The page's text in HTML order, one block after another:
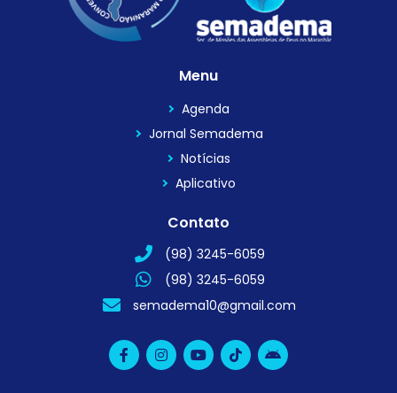
Menu
Agenda
Jornal Semadema
Notícias
Aplicativo
Contato
(98) 3245-6059
(98) 3245-6059
semadema10@gmail.com